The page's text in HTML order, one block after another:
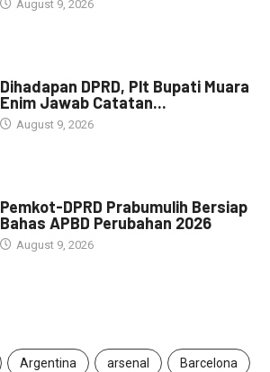
August 9, 2026
Dihadapan DPRD, Plt Bupati Muara
Enim Jawab Catatan...
August 9, 2026
Pemkot-DPRD Prabumulih Bersiap
Bahas APBD Perubahan 2026
August 9, 2026
Argentina arsenal Barcelona